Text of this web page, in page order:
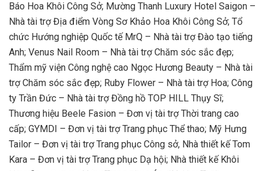
Báo Hoa Khôi Công Sở; Mường Thanh Luxury Hotel Saigon –
Nhà tài trợ Địa điểm Vòng Sơ Khảo Hoa Khôi Công Sở; Tổ
chức Hướng nghiệp Quốc tế MrQ – Nhà tài trợ Đào tạo tiếng
Anh; Venus Nail Room – Nhà tài trợ Chăm sóc sắc đẹp;
Thẩm mỹ viện Công nghệ cao Ngọc Hương Beauty – Nhà tài
trợ Chăm sóc sắc đẹp; Ruby Flower – Nhà tài trợ Hoa; Công
ty Trần Đức – Nhà tài trợ Đồng hồ TOP HILL Thụy Sĩ;
Thương hiệu Beele Fasion – Đơn vị tài trợ Thời trang cao
cấp; GYMDI – Đơn vị tài trợ Trang phục Thể thao; Mỹ Hưng
Tailor – Đơn vị tài trợ Trang phục Công sở, Nhà thiết kế Tom
Kara – Đơn vị tài trợ Trang phục Dạ hội; Nhà thiết kế Khôi